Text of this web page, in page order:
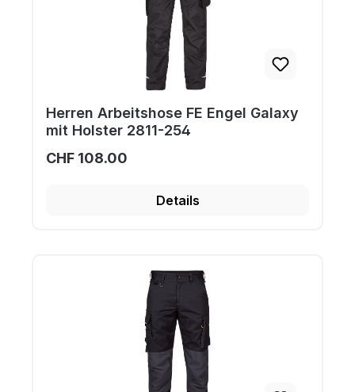
Herren Arbeitshose FE Engel Galaxy
mit Holster 2811-254
CHF 108.00
Details